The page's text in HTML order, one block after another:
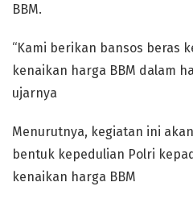
BBM.
“Kami berikan bansos beras
kenaikan harga BBM dalam
ujarnya
Menurutnya, kegiatan ini
bentuk kepedulian Polri
kenaikan harga BBM